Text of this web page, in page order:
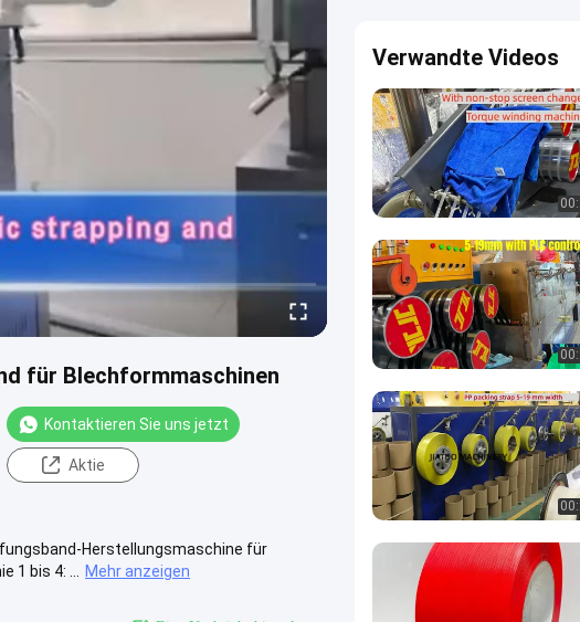
für Blechformmaschinen
Kontaktieren Sie uns jetzt
Aktie
Herstellungsmaschine für
1 bis 4: ...
Mehr anzeigen
Verwandte Videos